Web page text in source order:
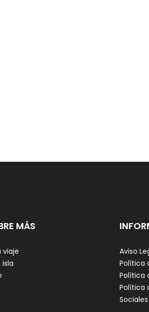
MÁS
viaje
isla
Aviso
Política
Política
Política
Sociales